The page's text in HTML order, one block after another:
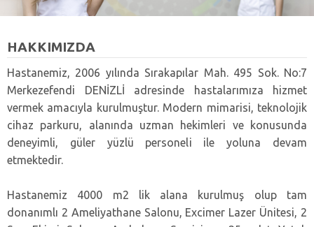
HAKKIMIZDA
Hastanemiz, 2006 yılında Sırakapılar Mah. 495 Sok. No:7
Merkezefendi DENİZLİ adresinde hastalarımıza hizmet
vermek amacıyla kurulmuştur. Modern mimarisi, teknolojik
cihaz parkuru, alanında uzman hekimleri ve konusunda
deneyimli, güler yüzlü personeli ile yoluna devam
etmektedir.
Hastanemiz 4000 m2 lik alana kurulmuş olup tam
donanımlı 2 Ameliyathane Salonu, Excimer Lazer Ünitesi, 2